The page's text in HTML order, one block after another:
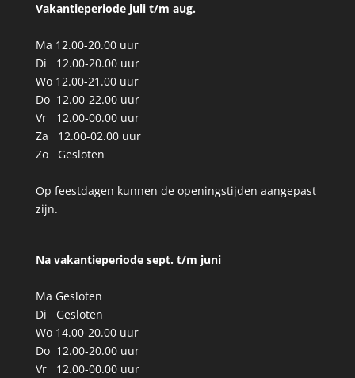
Vakantieperiode juli t/m aug.
Ma 12.00-20.00 uur
Di 12.00-20.00 uur
Wo 12.00-21.00 uur
Do 12.00-22.00 uur
Vr 12.00-00.00 uur
Za 12.00-02.00 uur
Zo Gesloten
Op feestdagen kunnen de openingstijden aangepast
zijn.
Na vakantieperiode sept. t/m juni
Ma Gesloten
Di Gesloten
Wo 14.00-20.00 uur
Do 12.00-20.00 uur
Vr 12.00-00.00 uur